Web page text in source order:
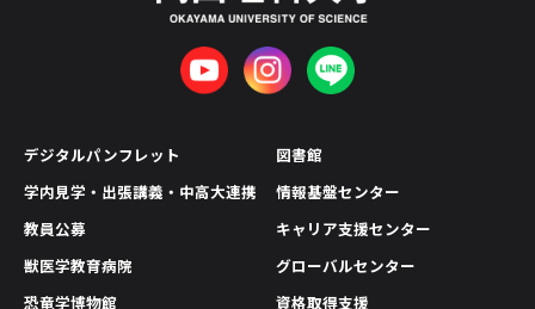
デジタルパンフレット
学内見学・出張講義・中高大連携
教員公募
獣医学教育病院
恐竜学博物館
図書館
情報基盤センター
キャリア支援センター
グローバルセンター
資格取得支援